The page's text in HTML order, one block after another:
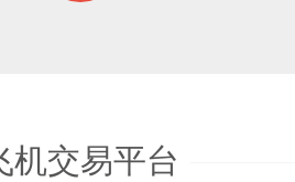
机交易平台